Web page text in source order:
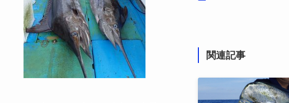
関連記事